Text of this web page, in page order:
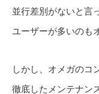
並行差別がないと言
ユーザーが多いのも
しかし、オメガのコ
徹底したメンテナン